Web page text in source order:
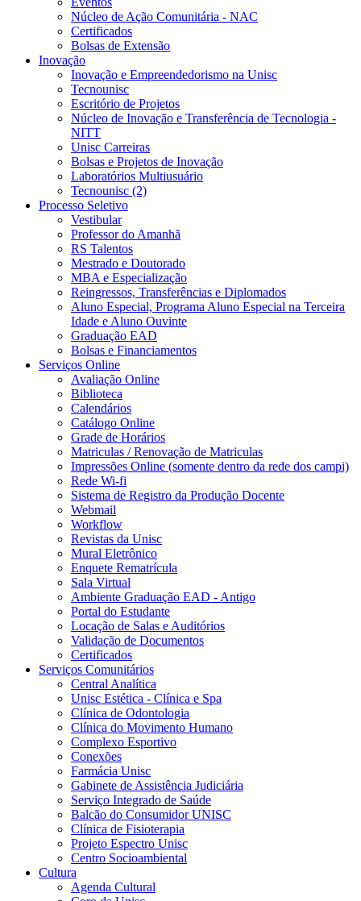
Núcleo de Ação Comunitária - NAC
Certificados
Bolsas de Extensão
Inovação
Inovação e Empreendedorismo na Unisc
Tecnounisc
Escritório de Projetos
Núcleo de Inovação e Transferência de Tecnologia -
NITT
Unisc Carreiras
Bolsas e Projetos de Inovação
Laboratórios Multiusuário
Tecnounisc (2)
Processo Seletivo
Vestibular
Professor do Amanhã
RS Talentos
Mestrado e Doutorado
MBA e Especialização
Reingressos, Transferências e Diplomados
Aluno Especial, Programa Aluno Especial na Terceira
Idade e Aluno Ouvinte
Graduação EAD
Bolsas e Financiamentos
Serviços Online
Avaliação Online
Biblioteca
Calendários
Catálogo Online
Grade de Horários
Matriculas / Renovação de Matriculas
Impressões Online (somente dentro da rede dos campi)
Rede Wi-fi
Sistema de Registro da Produção Docente
Webmail
Workflow
Revistas da Unisc
Mural Eletrônico
Enquete Rematrícula
Sala Virtual
Ambiente Graduação EAD - Antigo
Portal do Estudante
Locação de Salas e Auditórios
Validação de Documentos
Certificados
Serviços Comunitários
Central Analítica
Unisc Estética - Clínica e Spa
Clínica de Odontologia
Clínica do Movimento Humano
Complexo Esportivo
Conexões
Farmácia Unisc
Gabinete de Assistência Judiciária
Serviço Integrado de Saúde
Balcão do Consumidor UNISC
Clínica de Fisioterapia
Projeto Espectro Unisc
Centro Socioambiental
Cultura
Agenda Cultural